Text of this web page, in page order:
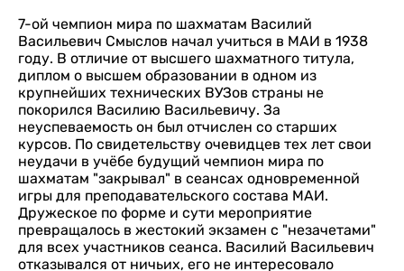
7-ой чемпион мира по шахматам Василий
Васильевич Смыслов начал учиться в МАИ в 1938
году. В отличие от высшего шахматного титула,
диплом о высшем образовании в одном из
крупнейших технических ВУЗов страны не
покорился Василию Васильевичу. За
неуспеваемость он был отчислен со старших
курсов. По свидетельству очевидцев тех лет свои
неудачи в учёбе будущий чемпион мира по
шахматам "закрывал" в сеансах одновременной
игры для преподавательского состава МАИ.
Дружеское по форме и сути мероприятие
превращалось в жестокий экзамен с "незачетами"
для всех участников сеанса. Василий Васильевич
отказывался от ничьих, его не интересовало